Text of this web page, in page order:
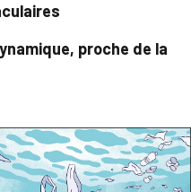
proche de la